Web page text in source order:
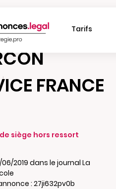
Tarifs
|
FRANCE
siège hors ressort
06/2019 dans le journal La
: 27ji632pv0b